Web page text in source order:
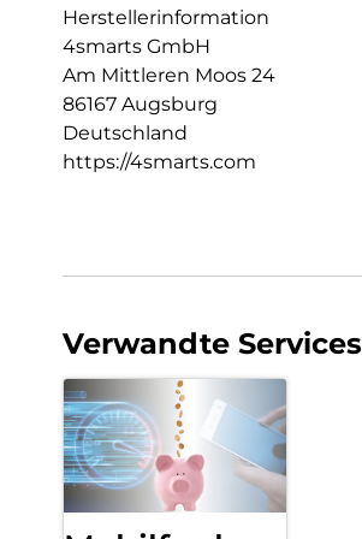
Herstellerinformation
4smarts GmbH
Am Mittleren Moos 24
86167 Augsburg
Deutschland
https://4smarts.com
Verwandte Services